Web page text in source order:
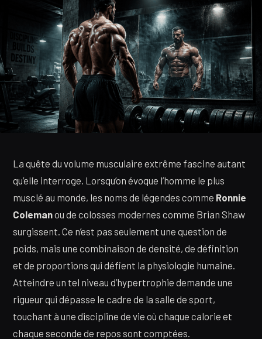
La quête du volume musculaire extrême fascine autant
qu’elle interroge. Lorsqu’on évoque l’homme le plus
musclé au monde, les noms de légendes comme Ronnie
Colemanou de colosses modernes comme Brian Shaw
surgissent. Ce n’est pas seulement une question de
poids, mais une combinaison de densité, de définition
et de proportions qui défient la physiologie humaine.
Atteindre un tel niveau d’hypertrophie demande une
rigueur qui dépasse le cadre de la salle de sport,
touchant à une discipline de vie où chaque calorie et
chaque seconde de repos sont comptées.